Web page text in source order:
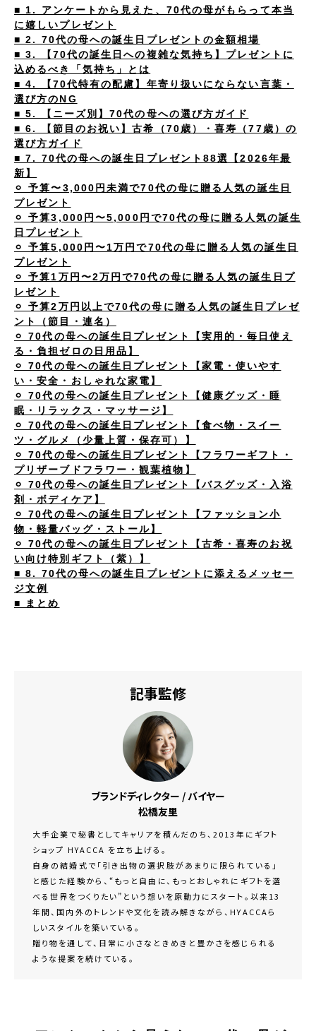
■ 1. アンケートから見えた、70代の母がもらって本当
に嬉しいプレゼント
■ 2. 70代の母への誕生日プレゼントの金額相場
■ 3. 【70代の誕生日への複雑な気持ち】プレゼントに
込めるべき「気持ち」とは
■ 4. 【70代特有の配慮】年寄り扱いにならない言葉・
選び方のNG
■ 5. 【ニーズ別】70代の母への選び方ガイド
■ 6. 【節目のお祝い】古希（70歳）・喜寿（77歳）の
選び方ガイド
■ 7. 70代の母への誕生日プレゼント88選【2026年最
新】
⚪︎ 予算〜3,000円未満で70代の母に贈る人気の誕生日
プレゼント
⚪︎ 予算3,000円〜5,000円で70代の母に贈る人気の誕生
日プレゼント
⚪︎ 予算5,000円〜1万円で70代の母に贈る人気の誕生日
プレゼント
⚪︎ 予算1万円〜2万円で70代の母に贈る人気の誕生日プ
レゼント
⚪︎ 予算2万円以上で70代の母に贈る人気の誕生日プレゼ
ント（節目・連名）
⚪︎ 70代の母への誕生日プレゼント【実用的・毎日使え
る・負担ゼロの日用品】
⚪︎ 70代の母への誕生日プレゼント【家電・使いやす
い・安全・おしゃれな家電】
⚪︎ 70代の母への誕生日プレゼント【健康グッズ・睡
眠・リラックス・マッサージ】
⚪︎ 70代の母への誕生日プレゼント【食べ物・スイー
ツ・グルメ（少量上質・保存可）】
⚪︎ 70代の母への誕生日プレゼント【フラワーギフト・
プリザーブドフラワー・観葉植物】
⚪︎ 70代の母への誕生日プレゼント【バスグッズ・入浴
剤・ボディケア】
⚪︎ 70代の母への誕生日プレゼント【ファッション小
物・軽量バッグ・ストール】
⚪︎ 70代の母への誕生日プレゼント【古希・喜寿のお祝
い向け特別ギフト（紫）】
■ 8. 70代の母への誕生日プレゼントに添えるメッセー
ジ文例
■ まとめ
記事監修
ブランドディレクター / バイヤー
松橋友里
大手企業で秘書としてキャリアを積んだのち、2013年にギフト
ショップ HYACCA を立ち上げる。
自身の結婚式で「引き出物の選択肢があまりに限られている」
と感じた経験から、“もっと自由に、もっとおしゃれにギフトを選
べる世界をつくりたい”という想いを原動力にスタート。以来13
年間、国内外のトレンドや文化を読み解きながら、HYACCAら
しいスタイルを築いている。
贈り物を通して、日常に小さなときめきと豊かさを感じられる
ような提案を続けている。